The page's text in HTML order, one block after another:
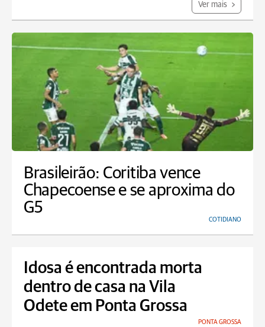
Ver mais
Brasileirão: Coritiba vence
Chapecoense e se aproxima do
G5
COTIDIANO
Idosa é encontrada morta
dentro de casa na Vila
Odete em Ponta Grossa
PONTA GROSSA